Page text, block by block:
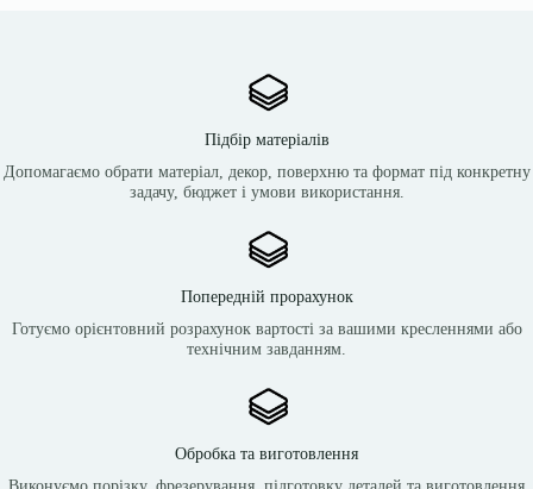
Підбір матеріалів
Допомагаємо обрати матеріал, декор, поверхню та формат під конкретну
задачу, бюджет і умови використання.
Попередній прорахунок
Готуємо орієнтовний розрахунок вартості за вашими кресленнями або
технічним завданням.
Обробка та виготовлення